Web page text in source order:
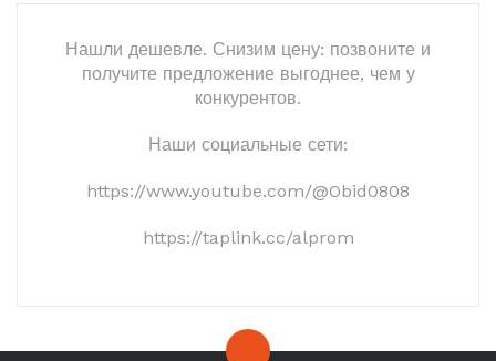
Нашли дешевле. Снизим цену: позвоните и
получите предложение выгоднее, чем у
конкурентов.
Наши социальные сети:
https://www.youtube.com/@Obid0808
https://taplink.cc/alprom